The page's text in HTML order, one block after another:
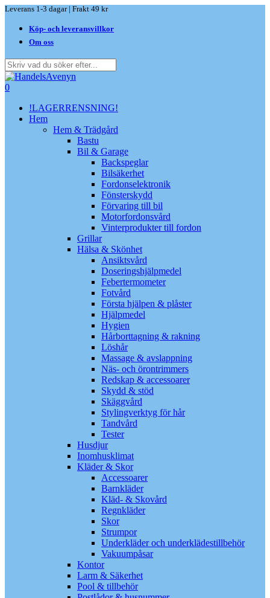
Skip
main
content
Leverans 1-3 dagar | Frakt 49 kr
Köp- och leveransvillkor
Om oss
Close
Search
search
0
!LAGERRENSNING!
Hem
Hem & Trädgård
Bastu
Bil & Garage
Backspeglar
Bilsäkerhet
Fordonselektronik
Fönsterskydd
Förvaring till bil
Motorfordonsvård
Vinterprodukter till fordon
Grillar
Hälsa & Skönhet
Ansiktsvård
Doseringshjälpmedel
Febertermometer
Fotvård
Första hjälpen & plåster
Hjälpmedel
Hygien
Hårborttagning & rakning
Löshår
Massage & avslappning
Näs- och örontrimmers
Redskap & accessoarer
Skydd & stöd
Skäggvård
Stylingverktyg för hår
Tandvård
Tester
Husdjur
Inomhusklimat
Kläder & Skor
Accessoarer
Barnkläder
Kläd- & Skovård
Regnkläder
Skor
Strumpor
Underkläder och underklädestillbehör
Vakuumpåsar
Kontor
Larm & Säkerhet
Pool & tillbehör